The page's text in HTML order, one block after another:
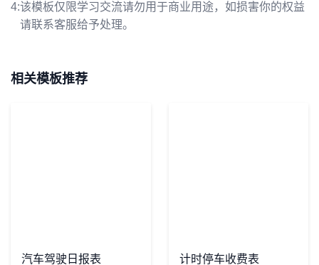
4:该模板仅限学习交流请勿用于商业用途，如损害你的权益
请联系客服给予处理。
相关模板推荐
汽车驾驶日报表 计时停车收费表